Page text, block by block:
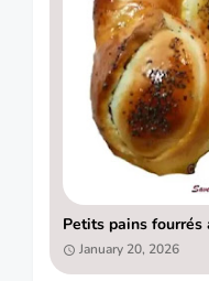
January 20, 2026